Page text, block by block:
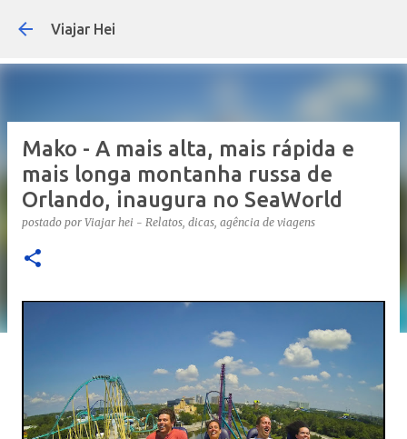
Viajar Hei
Mako - A mais alta, mais rápida e
mais longa montanha russa de
Orlando, inaugura no SeaWorld
postado por Viajar hei - Relatos, dicas, agência de viagens